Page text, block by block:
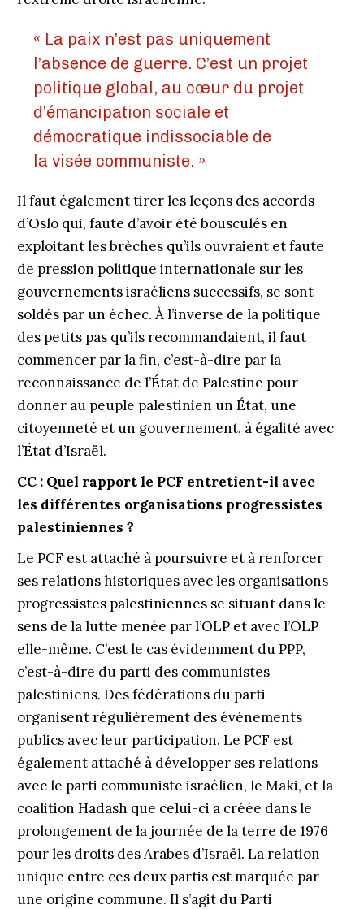
« La paix n’est pas uniquement
l’absence de guerre. C’est un projet
politique global, au cœur du projet
d’émancipation sociale et
démocratique indissociable de
la visée communiste. »
Il faut également tirer les leçons des accords
d’Oslo qui, faute d’avoir été bousculés en
exploitant les brèches qu’ils ouvraient et faute
de pression politique internationale sur les
gouvernements israéliens successifs, se sont
soldés par un échec. À l’inverse de la politique
des petits pas qu’ils recommandaient, il faut
commencer par la fin, c’est-à-dire par la
reconnaissance de l’État de Palestine pour
donner au peuple palestinien un État, une
citoyenneté et un gouvernement, à égalité avec
l’État d’Israël.
CC : Quel rapport le PCF entretient-il avec
les différentes organisations progressistes
palestiniennes ?
Le PCF est attaché à poursuivre et à renforcer
ses relations historiques avec les organisations
progressistes palestiniennes se situant dans le
sens de la lutte menée par l’OLP et avec l’OLP
elle-même. C’est le cas évidemment du PPP,
c’est-à-dire du parti des communistes
palestiniens. Des fédérations du parti
organisent régulièrement des événements
publics avec leur participation. Le PCF est
également attaché à développer ses relations
avec le parti communiste israélien, le Maki, et la
coalition Hadash que celui-ci a créée dans le
prolongement de la journée de la terre de 1976
pour les droits des Arabes d’Israël. La relation
unique entre ces deux partis est marquée par
une origine commune. Il s’agit du Parti